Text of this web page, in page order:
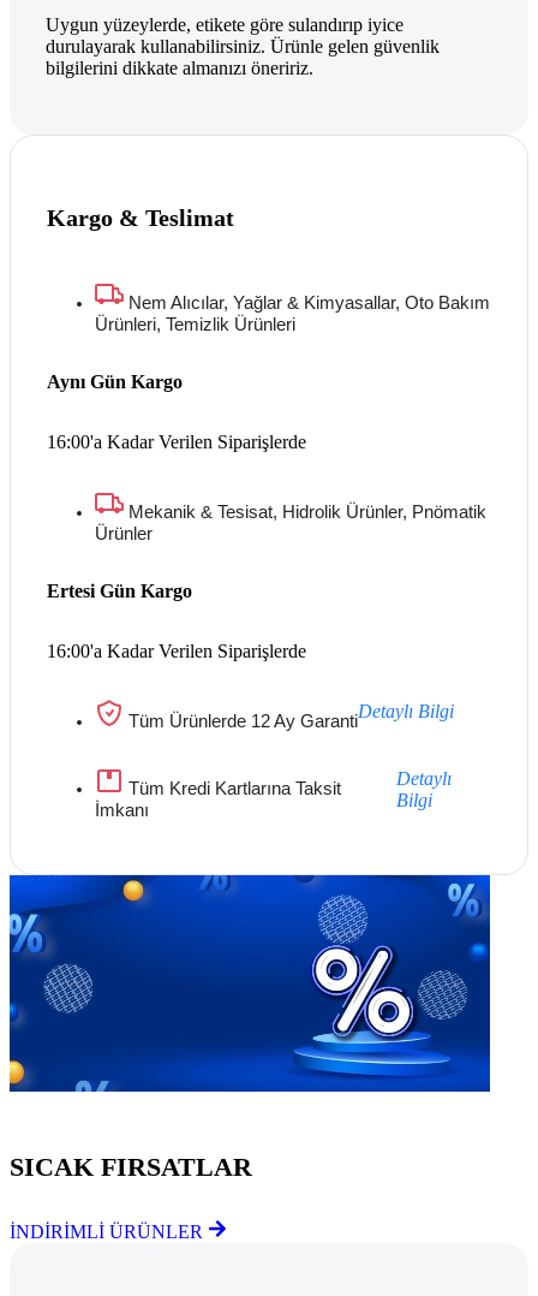
Uygun yüzeylerde, etikete göre sulandırıp iyice
durulayarak kullanabilirsiniz. Ürünle gelen güvenlik
bilgilerini dikkate almanızı öneririz.
Kargo & Teslimat
Nem Alıcılar, Yağlar & Kimyasallar, Oto Bakım
Ürünleri, Temizlik Ürünleri
16:00'a Kadar Verilen Siparişlerde
Aynı Gün Kargo
Mekanik & Tesisat, Hidrolik Ürünler, Pnömatik
Ürünler
16:00'a Kadar Verilen Siparişlerde
Ertesi Gün Kargo
Tüm Ürünlerde 12 Ay GarantiDetaylı Bilgi
Tüm Kredi Kartlarına Taksit
İmkanı
Detaylı
Bilgi
SICAK FIRSATLAR
İNDİRİMLİ ÜRÜNLER